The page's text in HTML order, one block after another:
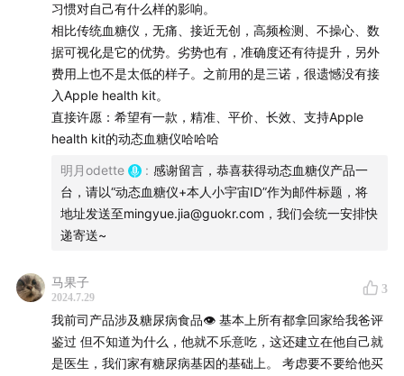
习惯对自己有什么样的影响。
相比传统血糖仪，无痛、接近无创，高频检测、不操心、数
据可视化是它的优势。劣势也有，准确度还有待提升，另外
费用上也不是太低的样子。之前用的是三诺，很遗憾没有接
入Apple health kit。
直接许愿：希望有一款，精准、平价、长效、支持Apple
health kit的动态血糖仪哈哈哈
明月odette : 感谢留言，恭喜获得动态血糖仪产品一
台，请以“动态血糖仪+本人小宇宙ID”作为邮件标题，将
地址发送至mingyue.jia@guokr.com，我们会统一安排快
递寄送~
马果子
2024.7.29
3
我前司产品涉及糖尿病食品👁️ 基本上所有都拿回家给我爸评
鉴过 但不知道为什么，他就不乐意吃，这还建立在他自己就
是医生，我们家有糖尿病基因的基础上。 考虑要不要给他买